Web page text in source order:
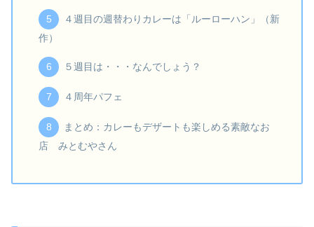
４週目の週替わりカレーは「ルーローハン」（新
作）
５週目は・・・なんでしょう？
４周年パフェ
まとめ：カレーもデザートも楽しめる素敵なお
店 みとむやさん